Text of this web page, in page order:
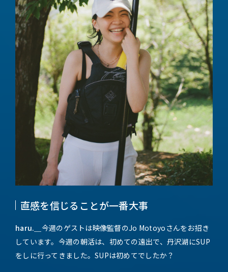
直感を信じることが一番大事
haru.＿ 今週のゲストは映像監督のJo Motoyoさんをお招き
しています。今週の朝活は、初めての遠出で、丹沢湖にSUP
をしに行ってきました。SUPは初めてでしたか？